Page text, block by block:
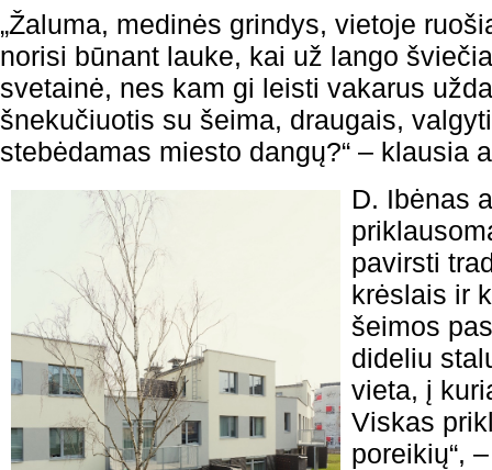
„Žaluma, medinės grindys, vietoje
norisi būnant lauke, kai už lango
svetainė, nes kam gi leisti vakarus
šnekučiuotis su šeima, draugais,
stebėdamas miesto dangų?“ – klausia
D. Ibėnas
pavirsti
krėslais ir
šeimos
dideliu
vieta, į
Viskas
poreikių“,